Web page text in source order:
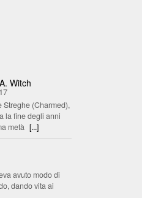
Witch
Streghe (Charmed),
la fine degli anni
metà [...]
avuto modo di
dando vita ai